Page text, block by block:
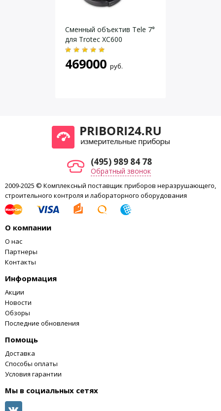
обработку персональных данных
Сменный объектив Tele 7°
для Trotec XC600
469000 руб.
(495) 989 84 78
Обратный звонок
2009-2025 © Комплексный поставщик приборов неразрушающего,
строительного контроля и лабораторного оборудования
О компании
О нас
Партнеры
Контакты
Информация
Акции
Новости
Обзоры
Последние обновления
Помощь
Доставка
Способы оплаты
Условия гарантии
Мы в социальных сетях